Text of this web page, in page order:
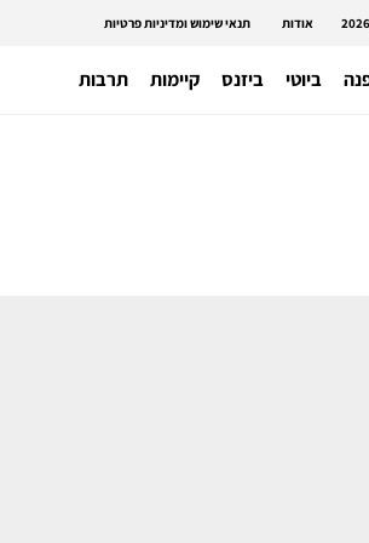
אודות תנאי שימוש ומדיניות פרטיות
ביוטי ביזנס קיימות תרבות